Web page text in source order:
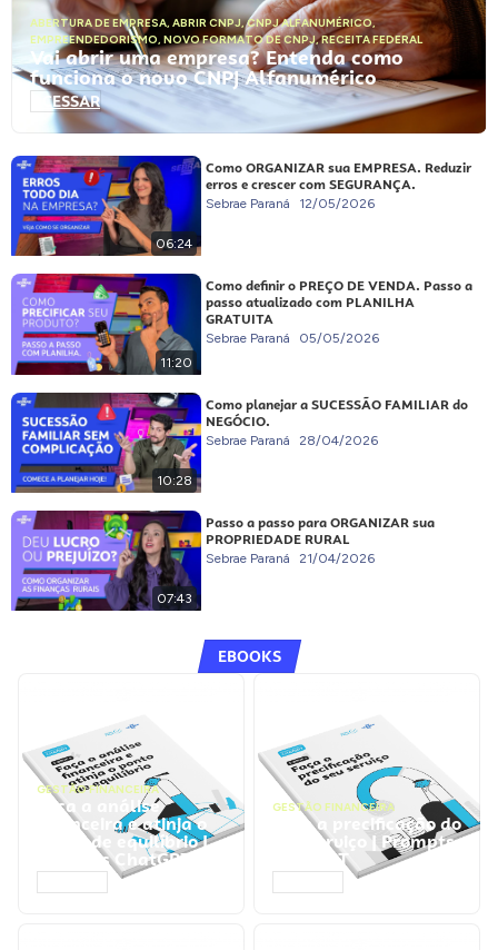
ABERTURA DE EMPRESA, ABRIR CNPJ,CNPJ ALFANUMÉRICO,
EMPREENDEDORISMO, NOVO FORMATO DE CNPJ,RECEITA FEDERAL
Vai abrir uma empresa? Entenda como
funciona o novo CNPJ Alfanumérico
ACESSAR
06:24
Como ORGANIZAR sua EMPRESA. Reduzir
erros e crescer com SEGURANÇA.
Sebrae Paraná 12/05/2026
11:20
Como definir o PREÇO DE VENDA. Passo a
passo atualizado com PLANILHA
GRATUITA
Sebrae Paraná 05/05/2026
10:28
Como planejar a SUCESSÃO FAMILIAR do
NEGÓCIO.
Sebrae Paraná 28/04/2026
07:43
Passo a passo para ORGANIZAR sua
PROPRIEDADE RURAL
Sebrae Paraná 21/04/2026
EBOOKS
GESTÃO FINANCEIRA
Faça a análise
financeira e atinja o
ponto de equilíbrio |
Prompts ChatGPT
GESTÃO FINANCEIRA
Faça a precificação do
seu serviço | Prompts
ChatGPT